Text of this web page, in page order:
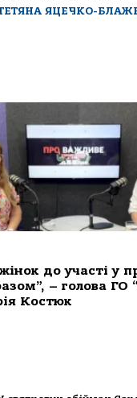
ЯЦЕЧКО-
до участі у
– голова ГО
Костюк